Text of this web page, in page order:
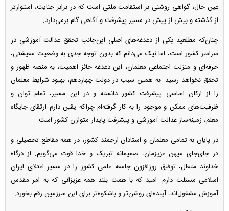
عین حال، گواهی روشنی بر استقامت ملتی است که در برابر جنایت، استوارتر
از گذشته و بیش از پیش در مسیر پیشرفت و آگاهی گام برمی‌دارد.
چنان‌که مطلعید یکی از دغدغه‌های اصلی این‌جانب تحقق عدالت آموزشی در
سراسر کشور است، اما نیک می‌دانم که بدون توجه جدی به وضعیت معیشتی،
حرفه‌ای و منزلت اجتماعی معلمان، این دغدغه حائز اهمیت، به منصه ظهور و
تحقق نخواهد رسید. به همین سبب در دولت چهاردهم، بهبود شرایط معلمان
را از ارکان اساسی پیشرفت کشور دانسته و در این مسیر، تمام توان و
ظرفیت‌های ممکن و موجود را به کار گرفته‌ام چراکه یقین دارم ارتقای جایگاه
معلم، زمینه‌ساز عدالت آموزشی و پیشرفت پایدار متوازن کشور است.
در پایان به تمامی معلمان و استادان ارجمند کشور، در همه مقاطع تحصیلی و
در جای‌جای میهن عزیزمان، صمیمانه تبریک و خدا قوت می‌گویم. از درگاه
خداوند متعال، توفیق روزافزون جامعه علمی کشور را در مسیر اعتلای ایران
اسلامی مسئلت دارم. امید که با همت بلند همه عزیزانی که به امر مقدس
آموزش مشغول‌اند، آینده‌ای روشن‌تر و باشکوه‌تر برای این سرزمین رقم بخورد.